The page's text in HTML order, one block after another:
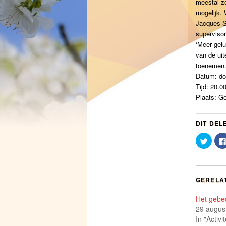
mogelijk.
Jacques
‘Meer
van de
toenemen.
Datum:
Tijd:
Plaats:
DIT
Klik
om
in
Het
29
In